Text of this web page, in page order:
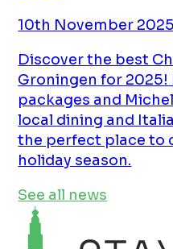
10th November 2025
Discover the best
Groningen for 2025!
packages and
local dining and
the perfect place to
holiday season.
See all news